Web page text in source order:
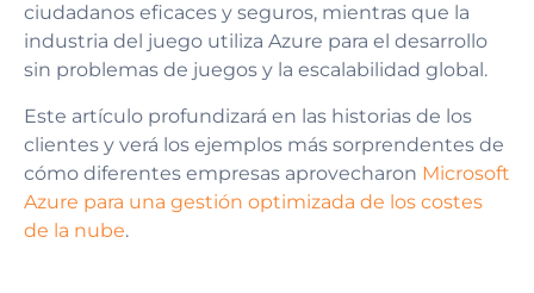
ciudadanos eficaces y seguros, mientras que la
industria del juego utiliza Azure para el desarrollo
sin problemas de juegos y la escalabilidad global.
Este artículo profundizará en las historias de los
clientes y verá los ejemplos más sorprendentes de
cómo diferentes empresas aprovecharon Microsoft
Azure para una gestión optimizada de los costes
de la nube.